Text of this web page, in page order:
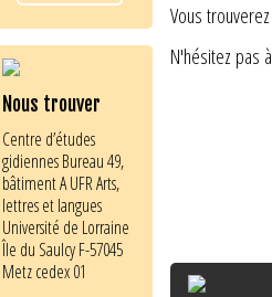
Nous trouver
Centre d’études
gidiennes Bureau 49,
bâtiment A UFR Arts,
lettres et langues
Université de Lorraine
Île du Saulcy F-57045
Metz cedex 01
Vous
N'hésitez pas